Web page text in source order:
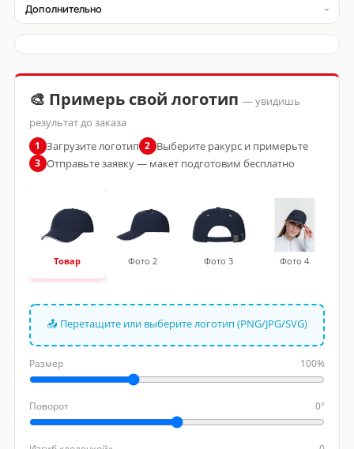
Дополнительно
🎨 Примерь свой логотип — увидишь
результат до заказа
1 Загрузите логотип 2 Выберите ракурс и примерьте
3 Отправьте заявку — макет подготовим бесплатно
Товар Фото 2 Фото 3 Фото 4
📤 Перетащите или выберите логотип (PNG/JPG/SVG)
Размер 100%
Поворот 0°